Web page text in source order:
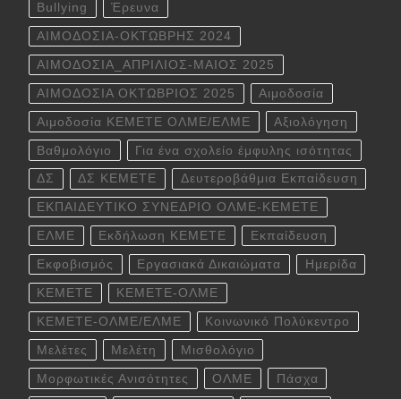
Bullying Έρευνα
ΑΙΜΟΔΟΣΙΑ-ΟΚΤΩΒΡΗΣ 2024
ΑΙΜΟΔΟΣΙΑ_ΑΠΡΙΛΙΟΣ-ΜΑΙΟΣ 2025
ΑΙΜΟΔΟΣΙΑ ΟΚΤΩΒΡΙΟΣ 2025 Αιμοδοσία
Αιμοδοσία ΚΕΜΕΤΕ ΟΛΜΕ/ΕΛΜΕ Αξιολόγηση
Βαθμολόγιο Για ένα σχολείο έμφυλης ισότητας
ΔΣ ΔΣ ΚΕΜΕΤΕ Δευτεροβάθμια Εκπαίδευση
ΕΚΠΑΙΔΕΥΤΙΚΟ ΣΥΝΕΔΡΙΟ ΟΛΜΕ-ΚΕΜΕΤΕ
ΕΛΜΕ Εκδήλωση ΚΕΜΕΤΕ Εκπαίδευση
Εκφοβισμός Εργασιακά Δικαιώματα Ημερίδα
ΚΕΜΕΤΕ ΚΕΜΕΤΕ-ΟΛΜΕ
ΚΕΜΕΤΕ-ΟΛΜΕ/ΕΛΜΕ Κοινωνικό Πολύκεντρο
Μελέτες Μελέτη Μισθολόγιο
Μορφωτικές Ανισότητες ΟΛΜΕ Πάσχα